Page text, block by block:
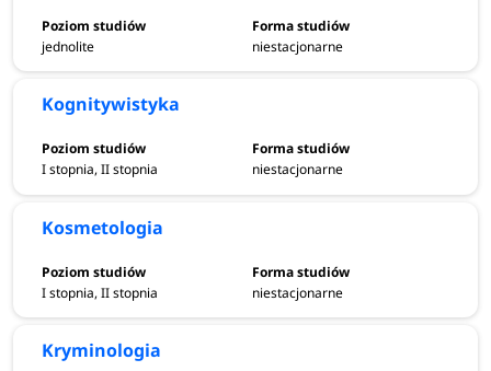
jednolite niestacjonarne
Kognitywistyka
I stopnia, II stopnia niestacjonarne
Kosmetologia
I stopnia, II stopnia niestacjonarne
Kryminologia